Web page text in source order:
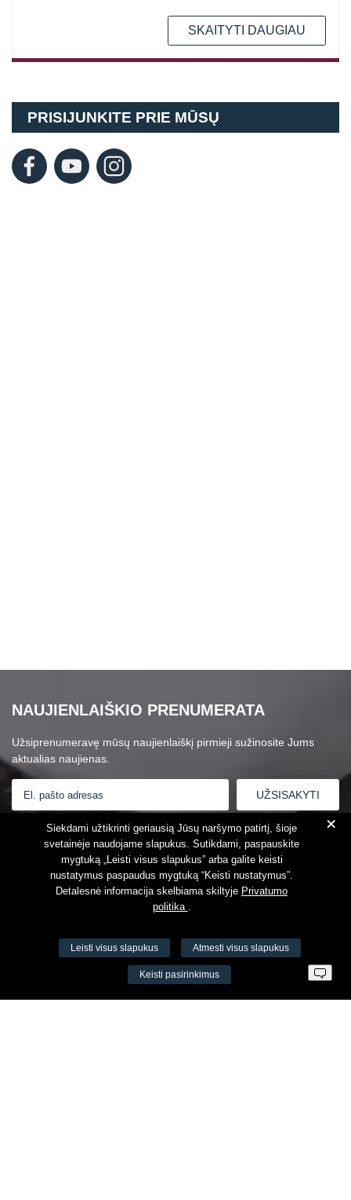
SKAITYTI DAUGIAU
PRISIJUNKITE PRIE MŪSŲ
NAUJIENLAIŠKIO PRENUMERATA
Užsiprenumeravę mūsų naujienlaiškį pirmieji sužinosite Jums
aktualias naujienas.
Susipažinau suPrivatumo politika
VŠĮ Fitneso mokymo centras AEROMIX
+
Siekdami užtikrinti geriausią Jūsų naršymo patirtį, šioje
svetainėje naudojame slapukus. Sutikdami, paspauskite
mygtuką „Leisti visus slapukus” arba galite keisti
nustatymus paspaudus mygtuką “Keisti nustatymus”.
Detalesnė informacija skelbiama skiltyje Privatumo
politika .
Leisti visus slapukus Atmesti visus slapukus
Keisti pasirinkimus